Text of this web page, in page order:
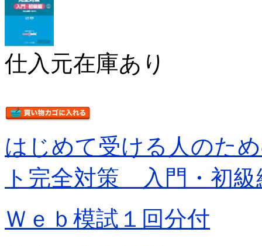
仕入元在庫あり
はじめて受ける人のた
ト完全対策 入門・初級
Ｗｅｂ模試１回分付